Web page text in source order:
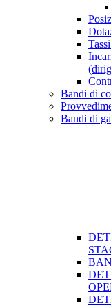
Bandi di
Bandi di